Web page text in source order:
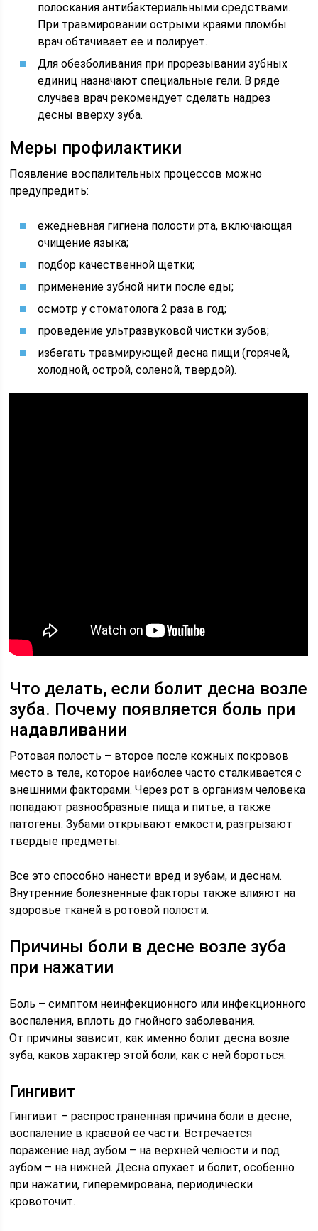
полоскания антибактериальными средствами.
При травмировании острыми краями пломбы
врач обтачивает ее и полирует.
Для обезболивания при прорезывании зубных
единиц назначают специальные гели. В ряде
случаев врач рекомендует сделать надрез
десны вверху зуба.
Меры профилактики
Появление воспалительных процессов можно
предупредить:
ежедневная гигиена полости рта, включающая
очищение языка;
подбор качественной щетки;
применение зубной нити после еды;
осмотр у стоматолога 2 раза в год;
проведение ультразвуковой чистки зубов;
избегать травмирующей десна пищи (горячей,
холодной, острой, соленой, твердой).
Что делать, если болит десна возле
зуба. Почему появляется боль при
надавливании
Ротовая полость – второе после кожных покровов
место в теле, которое наиболее часто сталкивается с
внешними факторами. Через рот в организм человека
попадают разнообразные пища и питье, а также
патогены. Зубами открывают емкости, разгрызают
твердые предметы.
Все это способно нанести вред и зубам, и деснам.
Внутренние болезненные факторы также влияют на
здоровье тканей в ротовой полости.
Причины боли в десне возле зуба
при нажатии
Боль – симптом неинфекционного или инфекционного
воспаления, вплоть до гнойного заболевания.
От причины зависит, как именно болит десна возле
зуба, каков характер этой боли, как с ней бороться.
Гингивит
Гингивит – распространенная причина боли в десне,
воспаление в краевой ее части. Встречается
поражение над зубом – на верхней челюсти и под
зубом – на нижней. Десна опухает и болит, особенно
при нажатии, гиперемирована, периодически
кровоточит.